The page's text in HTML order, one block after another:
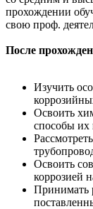
прохождении
свою проф.
После
Изучить
Освоить
способы их
Освоить
коррозией
Принимать